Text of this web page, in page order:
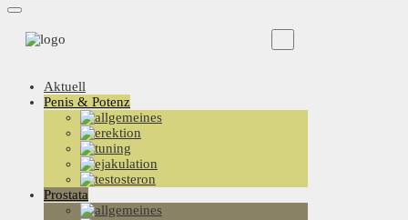
Aktuell
Penis & Potenz
Prostata